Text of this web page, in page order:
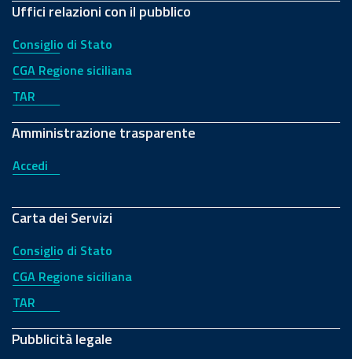
Uffici relazioni con il pubblico
Consiglio di Stato
CGA Regione siciliana
TAR
Amministrazione trasparente
Accedi
Carta dei Servizi
Consiglio di Stato
CGA Regione siciliana
TAR
Pubblicità legale